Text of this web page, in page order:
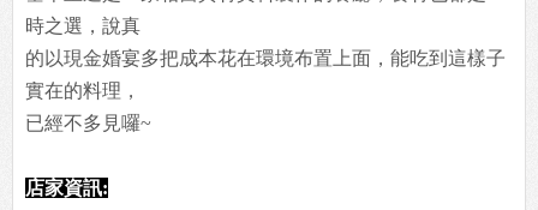
時之選，說真
的以現金婚宴多把成本花在環境布置上面，能吃到這樣子
實在的料理，
已經不多見囉~
店家資訊: